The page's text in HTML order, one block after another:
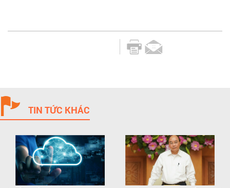
TIN TỨC KHÁC